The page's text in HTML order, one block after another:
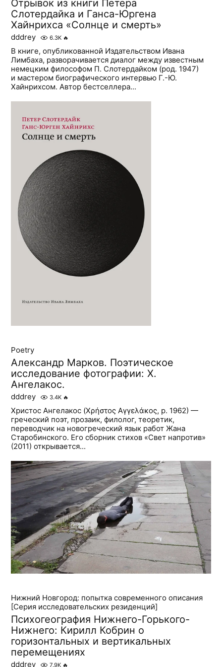
Отрывок из книги Петера
Слотердайка и Ганса-Юргена
Хайнрихса «Солнце и смерть»
dddrey 6.3K 🔥
В книге, опубликованной Издательством Ивана
Лимбаха, разворачивается диалог между известным
немецким философом П. Слотердайком (род. 1947)
и мастером биографического интервью Г.-Ю.
Хайнрихсом. Автор бестселлера...
Poetry
Александр Марков. Поэтическое
исследование фотографии: Х.
Ангелакос.
dddrey 3.4K 🔥
Христос Ангелакос (Χρήστος Αγγελάκος, р. 1962) —
греческий поэт, прозаик, филолог, теоретик,
переводчик на новогреческий язык работ Жана
Старобинского. Его сборник стихов «Свет напротив»
(2011) открывается...
Нижний Новгород: попытка современного описания
[Серия исследовательских резиденций]
Психогеография Нижнего-Горького-
Нижнего: Кирилл Кобрин о
горизонтальных и вертикальных
перемещениях
dddrey 7.9K 🔥